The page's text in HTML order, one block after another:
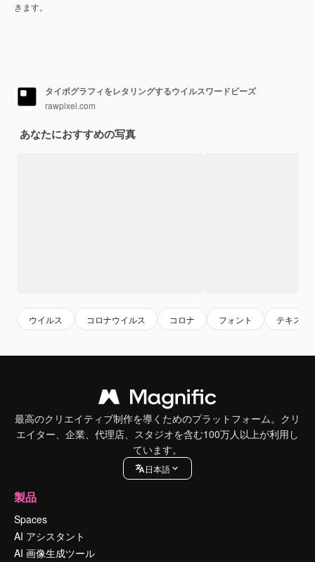
きます。
タイポグラフィをレタリングするウイルスワードビーズ
rawpixel.com
あなたにおすすめの写真
ウイルス コロナウイルス コロナ フォント テキスト
最高のクリエイティブ制作を導くためのプラットフォーム。クリ
エイター、企業、代理店、スタジオを含む100万人以上が利用し
ています。
日本語
製品
Spaces
AI アシスタント
AI 画像生成ツール